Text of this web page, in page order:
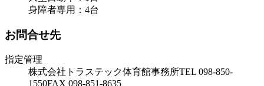
身障者専用：4台
お問合せ先
指定管理
株式会社トラステック体育館事務所TEL 098-850-
1550FAX 098-851-8635